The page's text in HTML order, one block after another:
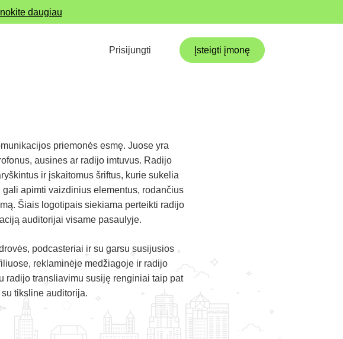
daugiau
Prisijungti Įsteigti įmonę
priemonės esmę. Juose yra
ausines ar radijo imtuvus. Radijo
ir įskaitomus šriftus, kurie sukelia
apimti vaizdinius elementus, rodančius
Šiais logotipais siekiama perteikti radijo
auditorijai visame pasaulyje.
podcasteriai ir su garsu susijusios
reklaminėje medžiagoje ir radijo
radijo transliavimu susiję renginiai taip pat
tiksline auditorija.